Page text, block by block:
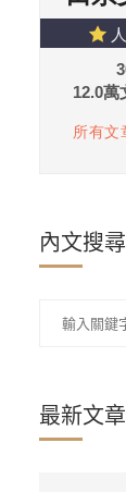
內文搜尋
最新文章